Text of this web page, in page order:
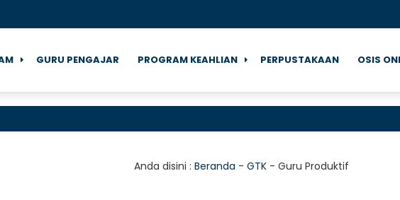
GURU PENGAJAR PROGRAM KEAHLIAN PERPUSTAKAAN OSIS
Anda disini : Beranda - GTK- Guru Produktif